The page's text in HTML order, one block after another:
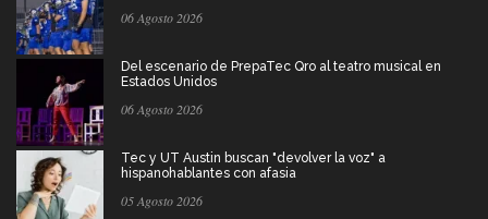
06 Agosto 2026
Del escenario de PrepaTec Qro al teatro musical en
Estados Unidos
06 Agosto 2026
Tec y UT Austin buscan "devolver la voz" a
hispanohablantes con afasia
05 Agosto 2026